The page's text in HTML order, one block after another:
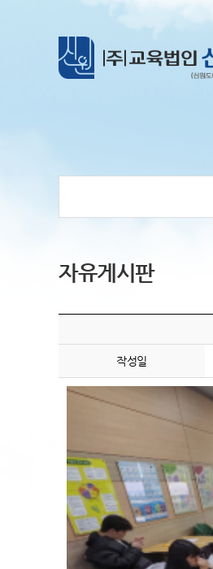
자유게시판
작성일